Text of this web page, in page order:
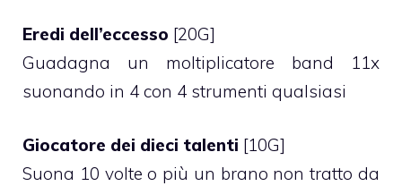
Eredi dell’eccesso [20G]
Guadagna un moltiplicatore band 11x
suonando in 4 con 4 strumenti qualsiasi
Giocatore dei dieci talenti [10G]
Suona 10 volte o più un brano non tratto da